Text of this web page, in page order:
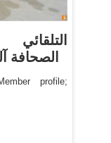
التلقائي
الصحافة
profile;